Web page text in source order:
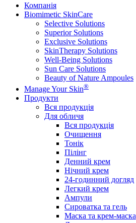
Компанія
Biomimetic SkinCare
Selective Solutions
Superior Solutions
Exclusive Solutions
SkinTherapy Solutions
Well-Being Solutions
Sun Care Solutions
Beauty of Nature Ampoules
Manage Your Skin®
Продукти
Вся продукція
Для обличя
Вся продукція
Очищення
Тонік
Пілінг
Денний крем
Нічний крем
24-годинний догляд
Легкий крем
Ампули
Сироватка та гель
Маска та крем-маска